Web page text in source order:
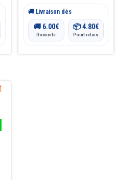
🚚 Livraison dès
🚚 6.00€
Domicile
📦4.80€
Point relais